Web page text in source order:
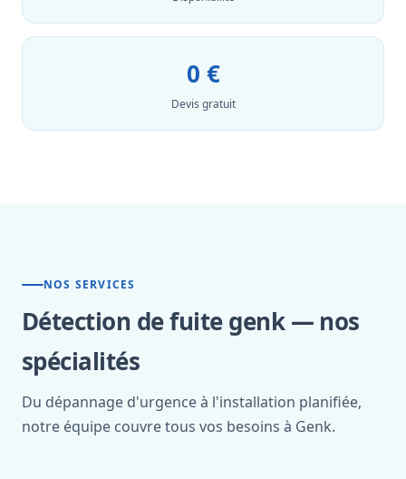
0 €
Devis gratuit
NOS SERVICES
Détection de fuite genk — nos
spécialités
Du dépannage d'urgence à l'installation planifiée,
notre équipe couvre tous vos besoins à Genk.